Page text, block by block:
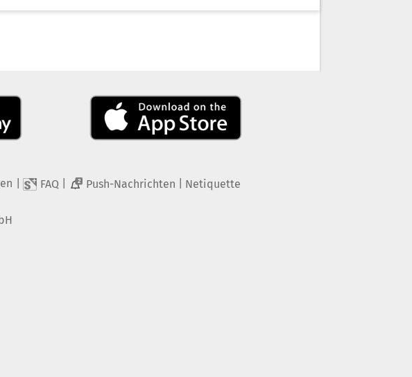
FAQ 2 Push-Nachrichten Netiquette